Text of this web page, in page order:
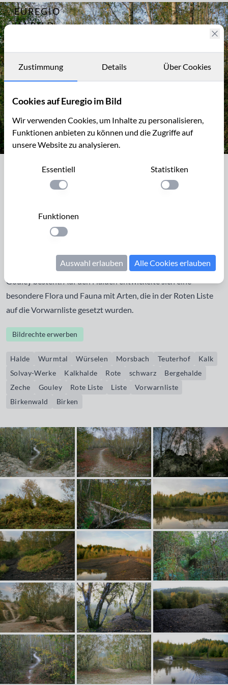
EUREGIO
IM BILD
Archiv
Kontakt
Archiv 2533
Bergehalde im Wurmtal bei Würselen
mit Birkenwald
kohlesauren Kalkrückständen der Solvay-Werke. Noch
etwas weiter nördlich folgt eine rote und schwarze
Bergehalde, die aus Abraum der 1969 geschlossenen Zeche
Gouley besteht. Auf den Halden entwickelte sich eine
besondere Flora und Fauna mit Arten, die in der Roten Liste
auf die Vorwarnliste gesetzt wurden.
Bildrechte erwerben
Halde Wurmtal Würselen Morsbach Teuterhof
Kalk
Solvay-Werke
Kalkhalde Rote schwarz
Bergehalde
Zeche
Gouley Rote Liste Liste
Vorwarnliste
Birkenwald
Birken
Zustimmung Details Über Cookies
Cookies auf Euregio im Bild
Wir verwenden Cookies, um Inhalte zu personalisieren,
Funktionen anbieten zu können und die Zugriffe auf
unsere Website zu analysieren.
Essentiell
Einstellung anwenden
Statistiken
Einstellung
Funktionen
Einstellung anwenden
Auswahl erlauben Alle Cookies erlauben